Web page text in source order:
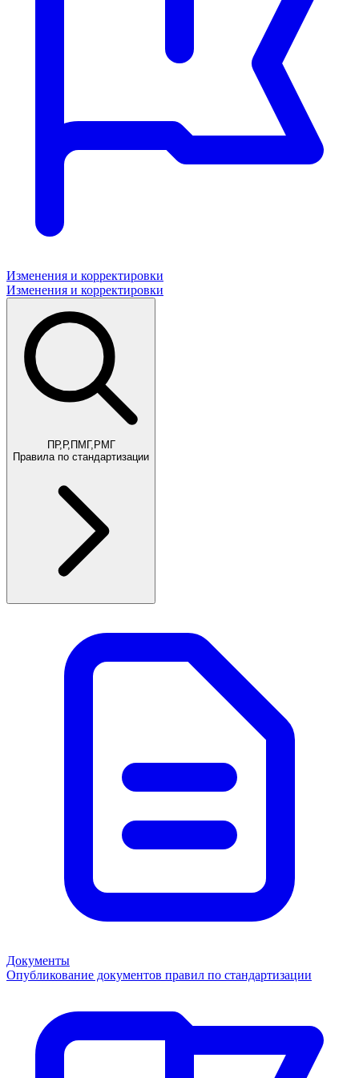
Изменения и корректировки
Изменения и корректировки
ПР,Р,ПМГ,РМГ
Правила по стандартизации
Документы
Опубликование документов правил по стандартизации